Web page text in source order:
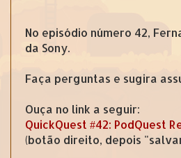
No episódio número 42,
da Sony.
Faça perguntas e sugira
Ouça no link a seguir:
QuickQuest #42: PodQuest
(botão direito, depois